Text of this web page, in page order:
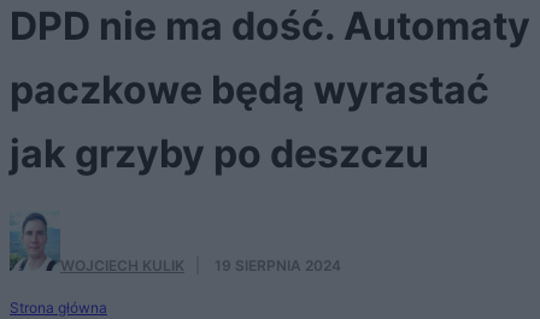
DPD nie ma dość. Automaty
paczkowe będą wyrastać
jak grzyby po deszczu
WOJCIECH KULIK 19 SIERPNIA 2024
Strona główna